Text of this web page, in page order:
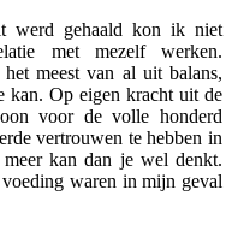
werd gehaald kon ik niet
met mezelf werken.
meest van al uit balans,
kan. Op eigen kracht uit de
voor de volle honderd
vertrouwen te hebben in
kan dan je wel denkt.
waren in mijn geval